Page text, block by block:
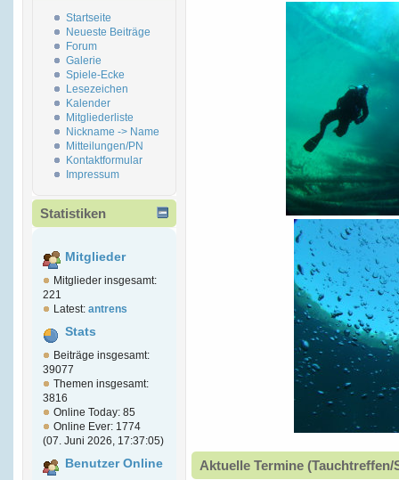
Startseite
Neueste Beiträge
Forum
Galerie
Spiele-Ecke
Lesezeichen
Kalender
Mitgliederliste
Nickname -> Name
Mitteilungen/PN
Kontaktformular
Impressum
Statistiken
Mitglieder
Mitglieder insgesamt:
221
Latest: antrens
Stats
Beiträge insgesamt:
39077
Themen insgesamt:
3816
Online Today: 85
Online Ever: 1774
(07. Juni 2026, 17:37:05)
Benutzer Online Aktuelle Termine